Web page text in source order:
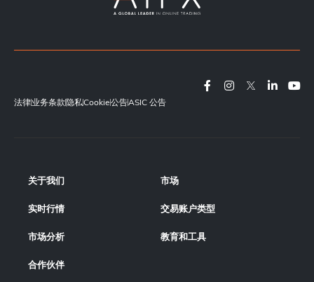
法律业务条款隐私Cookie公告ASIC 公告
关于我们 市场
实时行情 交易账户类型
市场分析 教育和工具
合作伙伴